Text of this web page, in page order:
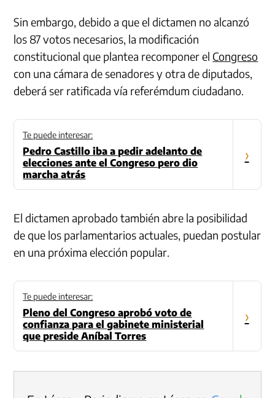
Sin embargo, debido a que el dictamen no alcanzó
los 87 votos necesarios, la modificación
constitucional que plantea recomponer el Congreso
con una cámara de senadores y otra de diputados,
deberá ser ratificada vía referémdum ciudadano.
Te puede interesar:
Pedro Castillo iba a pedir adelanto de
elecciones ante el Congreso pero dio
marcha atrás
›
El dictamen aprobado también abre la posibilidad
de que los parlamentarios actuales, puedan postular
en una próxima elección popular.
Te puede interesar:
Pleno del Congreso aprobó voto de
confianza para el gabinete ministerial
que preside Aníbal Torres
›